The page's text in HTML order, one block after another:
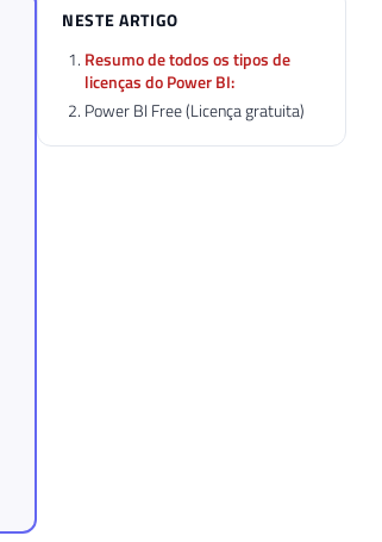
NESTE ARTIGO
Resumo de todos os tipos de
licenças do Power BI:
Power BI Free (Licença gratuita)